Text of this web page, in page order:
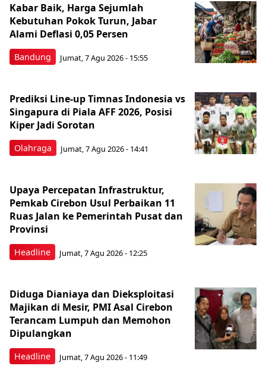
Bandung
Kabar Baik, Harga Sejumlah
Kebutuhan Pokok Turun, Jabar
Alami Deflasi 0,05 Persen
Jumat, 7 Agu 2026 - 15:55
Olahraga
Prediksi Line-up Timnas Indonesia vs
Singapura di Piala AFF 2026, Posisi
Kiper Jadi Sorotan
Jumat, 7 Agu 2026 - 14:41
Headline
Upaya Percepatan Infrastruktur,
Pemkab Cirebon Usul Perbaikan 11
Ruas Jalan ke Pemerintah Pusat dan
Provinsi
Jumat, 7 Agu 2026 - 12:25
Headline
Diduga Dianiaya dan Dieksploitasi
Majikan di Mesir, PMI Asal Cirebon
Terancam Lumpuh dan Memohon
Dipulangkan
Jumat, 7 Agu 2026 - 11:49